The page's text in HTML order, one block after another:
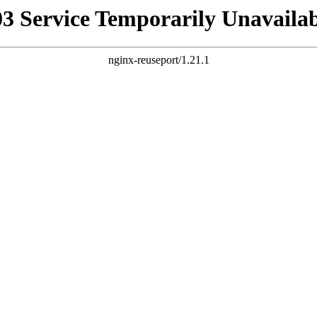
Service Temporarily
nginx-reuseport/1.21.1